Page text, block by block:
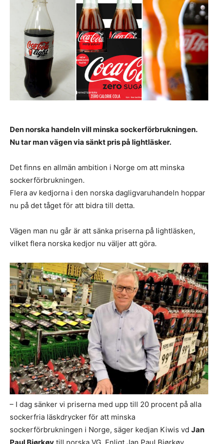
Den norska handeln vill minska sockerförbrukningen.
Nu tar man vägen via sänkt pris på lightläsker.
Det finns en allmän ambition i Norge om att minska
sockerförbrukningen.
Flera av kedjorna i den norska dagligvaruhandeln hoppar
nu på det tåget för att bidra till detta.
Vägen man nu går är att sänka priserna på lightläsken,
vilket flera norska kedjor nu väljer att göra.
– I dag sänker vi priserna med upp till 20 procent på alla
sockerfria läskdrycker för att minska
sockerförbrukningen i Norge, säger kedjan Kiwis vd Jan